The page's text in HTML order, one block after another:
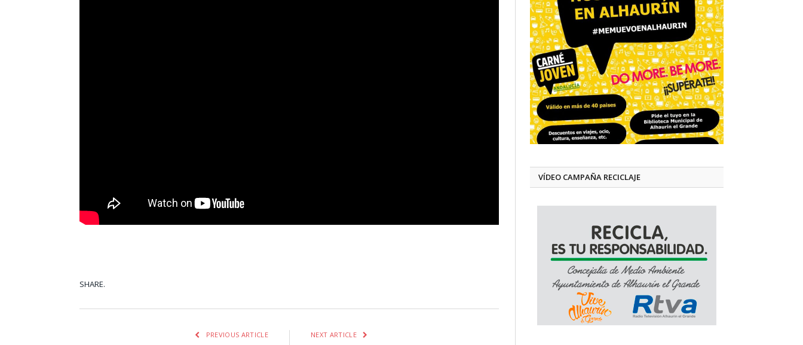
SHARE.
PREVIOUS ARTICLE NEXT ARTICLE
VÍDEO CAMPAÑA RECICLAJE